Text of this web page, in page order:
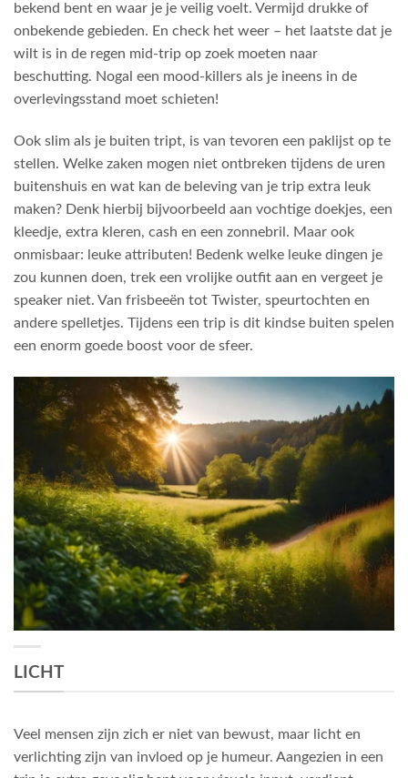
bekend bent en waar je je veilig voelt. Vermijd drukke of
onbekende gebieden. En check het weer – het laatste dat je
wilt is in de regen mid-trip op zoek moeten naar
beschutting. Nogal een mood-killers als je ineens in de
overlevingsstand moet schieten!
Ook slim als je buiten tript, is van tevoren een paklijst op te
stellen. Welke zaken mogen niet ontbreken tijdens de uren
buitenshuis en wat kan de beleving van je trip extra leuk
maken? Denk hierbij bijvoorbeeld aan vochtige doekjes, een
kleedje, extra kleren, cash en een zonnebril. Maar ook
onmisbaar: leuke attributen! Bedenk welke leuke dingen je
zou kunnen doen, trek een vrolijke outfit aan en vergeet je
speaker niet. Van frisbeeën tot Twister, speurtochten en
andere spelletjes. Tijdens een trip is dit kindse buiten spelen
een enorm goede boost voor de sfeer.
LICHT
Veel mensen zijn zich er niet van bewust, maar licht en
verlichting zijn van invloed op je humeur. Aangezien in een